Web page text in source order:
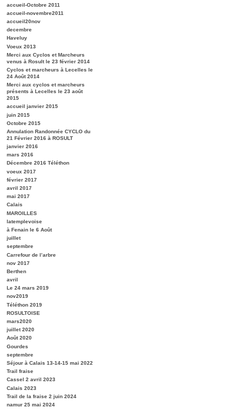
accueil-Octobre 2011
accueil-novembre2011
accueil20nov
decembre
Haveluy
Voeux 2013
Merci aux Cyclos et Marcheurs
venus à Rosult le 23 février 2014
Cyclos et marcheurs à Lecelles le
24 Août 2014
Merci aux cyclos et marcheurs
présents à Lecelles le 23 août
2015
accueil janvier 2015
juin 2015
Octobre 2015
Annulation Randonnée CYCLO du
21 Février 2016 à ROSULT
janvier 2016
mars 2016
Décembre 2016 Téléthon
voeux 2017
février 2017
avril 2017
mai 2017
Calais
MAROILLES
latemplevoise
à Fenain le 6 Août
juillet
septembre
Carrefour de l’arbre
nov 2017
Berthen
avril
Le 24 mars 2019
nov2019
Téléthon 2019
ROSULTOISE
mars2020
juillet 2020
Août 2020
Gourdes
septembre
Séjour à Calais 13-14-15 mai 2022
Trail fraise
Cassel 2 avril 2023
Calais 2023
Trail de la fraise 2 juin 2024
namur 25 mai 2024